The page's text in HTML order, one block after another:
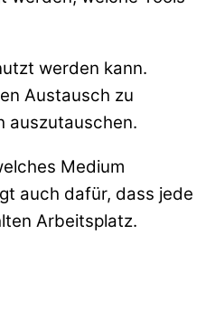
werden kann.
Austausch zu
auszutauschen.
Medium
auch dafür, dass jede
Arbeitsplatz.